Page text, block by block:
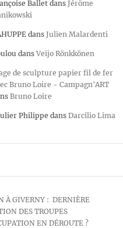
Balletdans Jérôme
dans Julien Malardenti
dans Veijo Rönkkönen
de sculpture papier fil de fer
Bruno Loire - Campagn'ART
Bruno Loire
Philippe dans Darcilio Lima
À GIVERNY : DERNIÈRE
DES TROUPES
EN DÉROUTE ?